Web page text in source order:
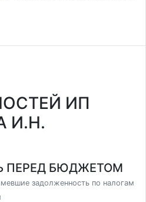
ИП
И.Н.
ПЕРЕД БЮДЖЕТОМ
задолженность по налогам